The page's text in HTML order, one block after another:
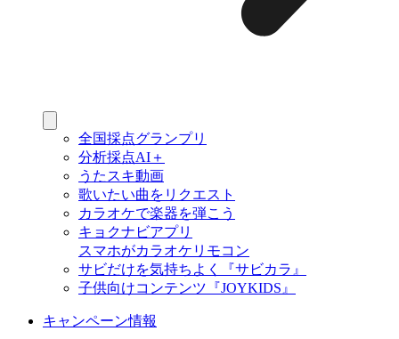
全国採点グランプリ
分析採点AI＋
うたスキ動画
歌いたい曲をリクエスト
カラオケで楽器を弾こう
キョクナビアプリ
スマホがカラオケリモコン
サビだけを気持ちよく『サビカラ』
子供向けコンテンツ『JOYKIDS』
キャンペーン情報